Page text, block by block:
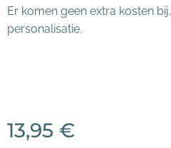
Er komen geen extra kosten
personalisatie.
13,95 €